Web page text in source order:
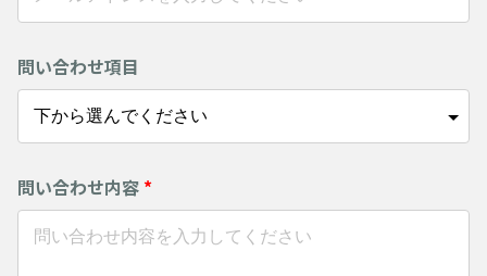
問い合わせ項目
問い合わせ内容 *